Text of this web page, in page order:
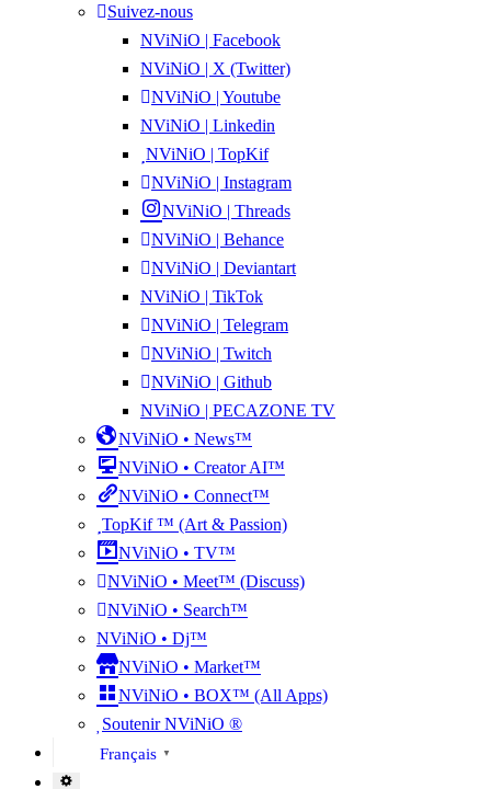
Suivez-nous
NViNiO | Facebook
NViNiO | X (Twitter)
NViNiO | Youtube
NViNiO | Linkedin
NViNiO | TopKif
NViNiO | Instagram
NViNiO | Threads
NViNiO | Behance
NViNiO | Deviantart
NViNiO | TikTok
NViNiO | Telegram
NViNiO | Twitch
NViNiO | Github
NViNiO | PECAZONE TV
NViNiO • News™
NViNiO • Creator AI™
NViNiO • Connect™
TopKif ™ (Art & Passion)
NViNiO • TV™
NViNiO • Meet™ (Discuss)
NViNiO • Search™
NViNiO • Dj™
NViNiO • Market™
NViNiO • BOX™ (All Apps)
Soutenir NViNiO ®
Français ▼